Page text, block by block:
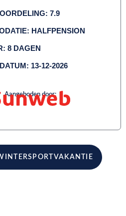
7.9
HALFPENSION
8 DAGEN
13-12-2026
Aangeboden door: